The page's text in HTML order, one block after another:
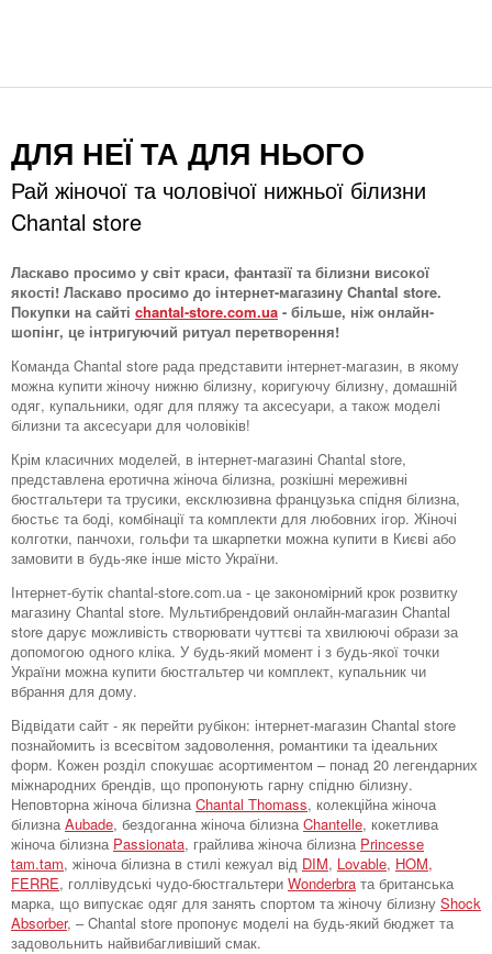
ДЛЯ НЕЇ ТА ДЛЯ НЬОГО
Рай жіночої та чоловічої нижньої білизни
Chantal store
Ласкаво просимо у світ краси, фантазії та білизни високої
якості! Ласкаво просимо до інтернет-магазину Chantal store.
Покупки на сайті chantal-store.com.ua - більше, ніж онлайн-
шопінг, це інтригуючий ритуал перетворення!
Команда Chantal store рада представити інтернет-магазин, в якому
можна купити жіночу нижню білизну, коригуючу білизну, домашній
одяг, купальники, одяг для пляжу та аксесуари, а також моделі
білизни та аксесуари для чоловіків!
Крім класичних моделей, в інтернет-магазині Chantal store,
представлена ​​еротична жіноча білизна, розкішні мереживні
бюстгальтери та трусики, ексклюзивна французька спідня білизна,
бюстьє та боді, комбінації та комплекти для любовних ігор. Жіночі
колготки, панчохи, гольфи та шкарпетки можна купити в Києві або
замовити в будь-яке інше місто України.
Інтернет-бутік chantal-store.com.ua - це закономірний крок розвитку
магазину Chantal store. Мультибрендовий онлайн-магазин Chantal
store дарує можливість створювати чуттєві та хвилюючі образи за
допомогою одного кліка. У будь-який момент і з будь-якої точки
України можна купити бюстгальтер чи комплект, купальник чи
вбрання для дому.
Відвідати сайт - як перейти рубікон: інтернет-магазин Chantal store
познайомить із всесвітом задоволення, романтики та ідеальних
форм. Кожен розділ спокушає асортиментом – понад 20 легендарних
міжнародних брендів, що пропонують гарну спідню білизну.
Неповторна жіноча білизна Chantal Thomass, колекційна жіноча
білизна Aubade, бездоганна жіноча білизна Chantelle, кокетлива
жіноча білизна Passionata, грайлива жіноча білизна Princesse
tam.tam, жіноча білизна в стилі кежуал від DIM, Lovable, HOM,
FERRE, голлівудські чудо-бюстгальтери Wonderbra та британська
марка, що випускає одяг для занять спортом та жіночу білизну Shock
Absorber, – Chantal store пропонує моделі на будь-який бюджет та
задовольнить найвибагливіший смак.